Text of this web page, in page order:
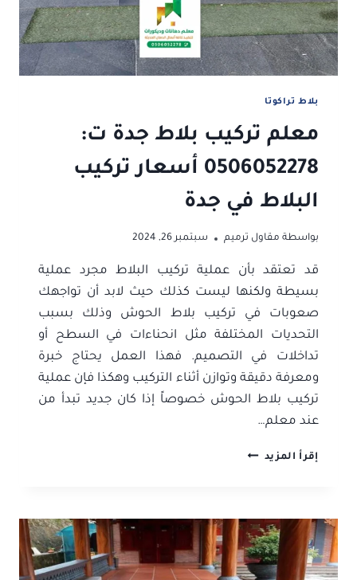
بلاط تراكوتا
معلم تركيب بلاط جدة ت:
0506052278 أسعار تركيب
البلاط في جدة
بواسطة مقاول ترميم سبتمبر 26, 2024
قد تعتقد بأن عملية تركيب البلاط مجرد عملية
بسيطة ولكنها ليست كذلك حيث لابد أن تواجهك
صعوبات في تركيب بلاط الحوش وذلك بسبب
التحديات المختلفة مثل انحناءات في السطح أو
تداخلات في التصميم. فهذا العمل يحتاج خبرة
ومعرفة دقيقة وتوازن أثناء التركيب وهكذا فإن عملية
تركيب بلاط الحوش خصوصاً إذا كان جديد تبدأ من
عند معلم…
إقرأ المزيد معلم
ت:
0506052278
أسعار
تركيب